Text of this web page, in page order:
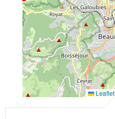
Leaflet